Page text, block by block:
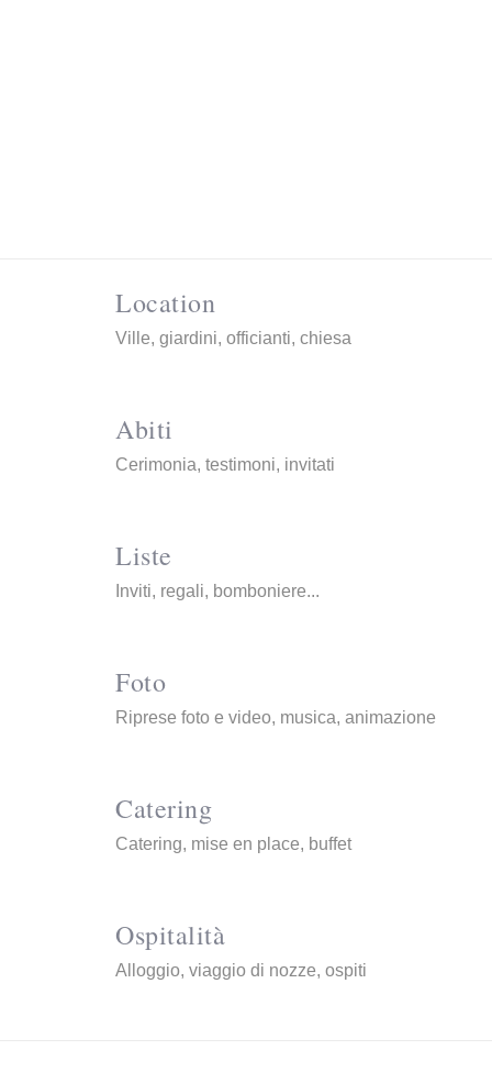
Location
Ville, giardini, officianti, chiesa
Abiti
Cerimonia, testimoni, invitati
Liste
Inviti, regali, bomboniere...
Foto
Riprese foto e video, musica, animazione
Catering
Catering, mise en place, buffet
Ospitalità
Alloggio, viaggio di nozze, ospiti